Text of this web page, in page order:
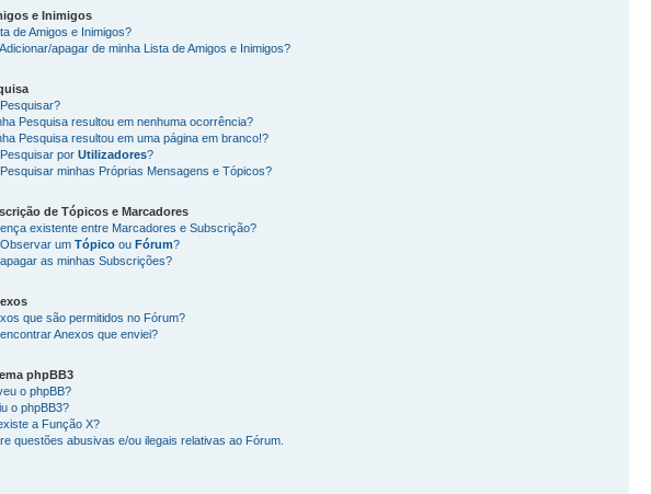
e Inimigos
de Amigos e Inimigos?
apagar de minha Lista de Amigos e Inimigos?
Pesquisa resultou em nenhuma ocorrência?
Pesquisa resultou em uma página em branco!?
por Utilizadores?
minhas Próprias Mensagens e Tópicos?
de Tópicose Marcadores
existente entre Marcadores e Subscrição?
um Tópicoou Fórum?
as minhas Subscrições?
que são permitidos no Fórum?
Anexos que enviei?
phpBB3
o phpBB?
o phpBB3?
a Função X?
questões abusivas e/ou ilegais relativas ao Fórum.